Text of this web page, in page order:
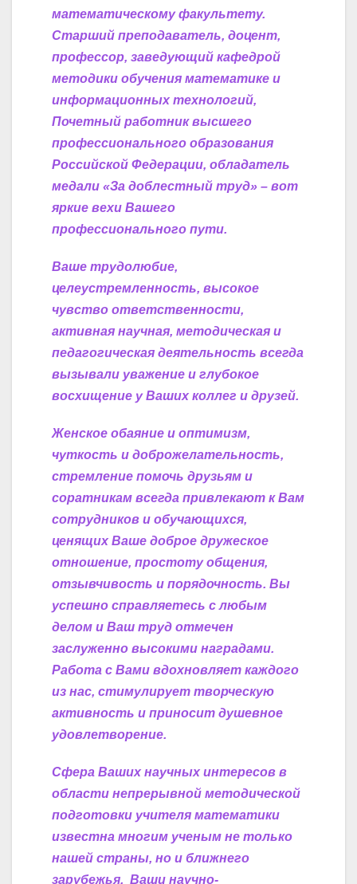
математическому факультету.
Старший преподаватель, доцент,
профессор, заведующий кафедрой
методики обучения математике и
информационных технологий,
Почетный работник высшего
профессионального образования
Российской Федерации, обладатель
медали «За доблестный труд» – вот
яркие вехи Вашего
профессионального пути.
Ваше трудолюбие,
целеустремленность, высокое
чувство ответственности,
активная научная, методическая и
педагогическая деятельность всегда
вызывали уважение и глубокое
восхищение у Ваших коллег и друзей.
Женское обаяние и оптимизм,
чуткость и доброжелательность,
стремление помочь друзьям и
соратникам всегда привлекают к Вам
сотрудников и обучающихся,
ценящих Ваше доброе дружеское
отношение, простоту общения,
отзывчивость и порядочность. Вы
успешно справляетесь с любым
делом и Ваш труд отмечен
заслуженно высокими наградами.
Работа с Вами вдохновляет каждого
из нас, стимулирует творческую
активность и приносит душевное
удовлетворение.
Сфера Ваших научных интересов в
области непрерывной методической
подготовки учителя математики
известна многим ученым не только
нашей страны, но и ближнего
зарубежья. Ваши научно-